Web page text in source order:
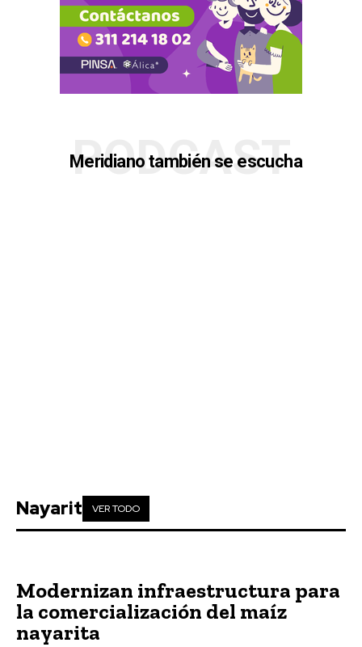
Meridiano también se escucha
PODCAST
Nayarit VER TODO
Modernizan infraestructura para
la comercialización del maíz
nayarita